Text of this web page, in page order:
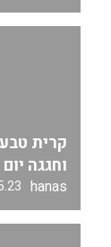
קרית
וחגגה יום הולדת
hanas